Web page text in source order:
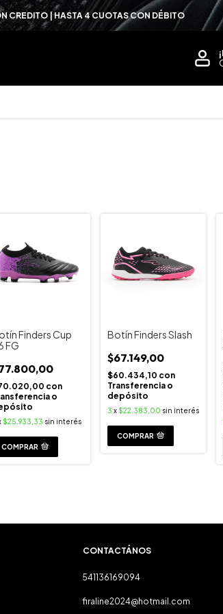
CREDITO | HASTA 4 CUOTAS CON DÉBITO
Finders Cup
FG
con
o
$25.933,33 sin interés
COMPRAR
Botín Finders Slash
$67.149,00
$60.434,10 con
Transferencia o
depósito
3 x $22.383,00 sin interés
COMPRAR
CONTACTÁNOS
541136169094
firaline2024@hotmail.com